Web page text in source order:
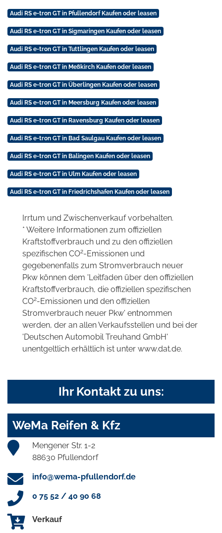
Audi RS e-tron GT in Pfullendorf Kaufen oder leasen
Audi RS e-tron GT in Sigmaringen Kaufen oder leasen
Audi RS e-tron GT in Tuttlingen Kaufen oder leasen
Audi RS e-tron GT in Meßkirch Kaufen oder leasen
Audi RS e-tron GT in Überlingen Kaufen oder leasen
Audi RS e-tron GT in Meersburg Kaufen oder leasen
Audi RS e-tron GT in Ravensburg Kaufen oder leasen
Audi RS e-tron GT in Bad Saulgau Kaufen oder leasen
Audi RS e-tron GT in Balingen Kaufen oder leasen
Audi RS e-tron GT in Ulm Kaufen oder leasen
Audi RS e-tron GT in Friedrichshafen Kaufen oder leasen
Irrtum und Zwischenverkauf vorbehalten.
* Weitere Informationen zum offiziellen
Kraftstoffverbrauch und zu den offiziellen
spezifischen CO2-Emissionen und
gegebenenfalls zum Stromverbrauch neuer
Pkw können dem 'Leitfaden über den offiziellen
Kraftstoffverbrauch, die offiziellen spezifischen
CO2-Emissionen und den offiziellen
Stromverbrauch neuer Pkw' entnommen
werden, der an allen Verkaufsstellen und bei der
'Deutschen Automobil Treuhand GmbH'
unentgeltlich erhältlich ist unter www.dat.de.
Ihr Kontakt zu uns:
WeMa Reifen & Kfz
Mengener Str. 1-2
88630 Pfullendorf
info@wema-pfullendorf.de
0 75 52 / 40 90 68
Verkauf